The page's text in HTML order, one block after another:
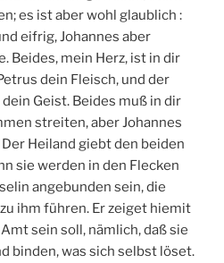
es ist aber wohl glaublich :
eifrig, Johannes aber
Beides, mein Herz, ist in dir
dein Fleisch, und der
Geist. Beides muß in dir
streiten, aber Johannes
Heiland giebt den beiden
sie werden in den Flecken
angebunden sein, die
ihm führen. Er zeiget hiemit
sein soll, nämlich, daß sie
binden, was sich selbst löset.